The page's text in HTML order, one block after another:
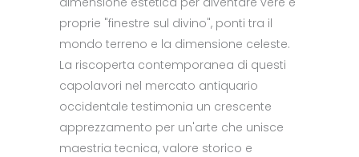
proprie "finestre sul divino", ponti tra il
mondo terreno e la dimensione celeste.
La riscoperta contemporanea di questi
capolavori nel mercato antiquario
occidentale testimonia un crescente
apprezzamento per un'arte che unisce
maestria tecnica, valore storico e